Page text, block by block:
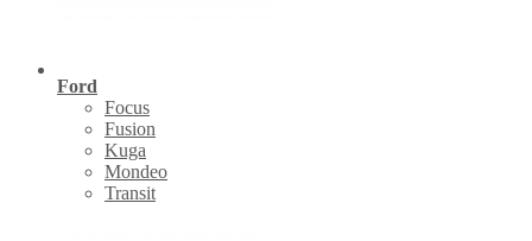
Ford
Focus
Fusion
Kuga
Mondeo
Transit